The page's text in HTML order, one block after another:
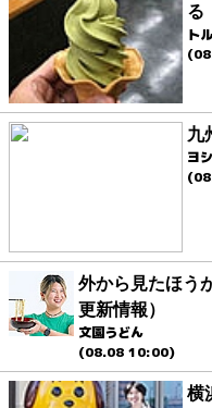
る
ト
九
ヨ
外から見たほう
更新情報）
文園うどん
(08.08 10:00)
横